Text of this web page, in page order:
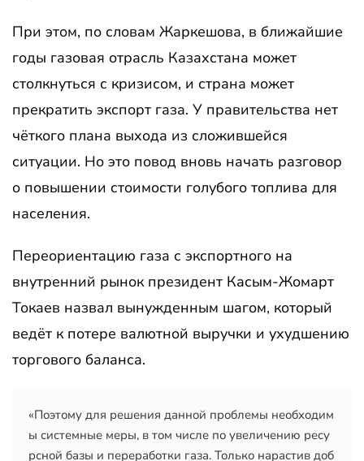
При этом, по словам Жаркешова, в ближайшие
годы газовая отрасль Казахстана может
столкнуться с кризисом, и страна может
прекратить экспорт газа. У правительства нет
чёткого плана выхода из сложившейся
ситуации. Но это повод вновь начать разговор
о повышении стоимости голубого топлива для
населения.
Переориентацию газа с экспортного на
внутренний рынок президент Касым-Жомарт
Токаев назвал вынужденным шагом, который
ведёт к потере валютной выручки и ухудшению
торгового баланса.
«Поэтому для решения данной проблемы необходим
ы системные меры, в том числе по увеличению ресу
рсной базы и переработки газа. Только нарастив доб